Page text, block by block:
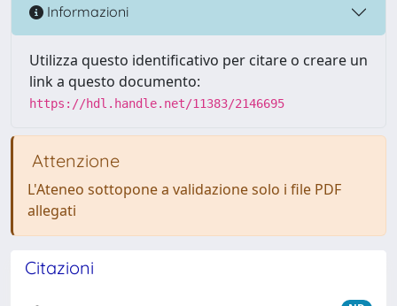
Informazioni
Utilizza questo identificativo per citare o creare un
link a questo documento:
https://hdl.handle.net/11383/2146695
Attenzione
L'Ateneo sottopone a validazione solo i file PDF
allegati
Citazioni